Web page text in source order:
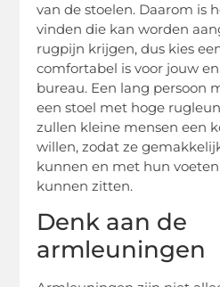
van de stoelen. Daarom is
vinden die kan worden
rugpijn krijgen, dus kies
comfortabel is voor jouw
bureau. Een lang persoon
een stoel met hoge
zullen kleine mensen een
willen, zodat ze
kunnen en met hun
kunnen zitten.
Denk aan de
armleuningen